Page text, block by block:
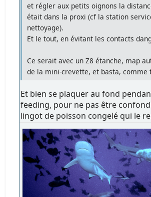
et régler aux petits oignons la
était dans la proxi (cf la station
nettoyage).
Et le tout, en évitant les contacts
Ce serait avec un Z8 étanche, map
de la mini-crevette, et basta, comme
Et bien se plaquer au fond
feeding, pour ne pas être
lingot de poisson congelé qui le